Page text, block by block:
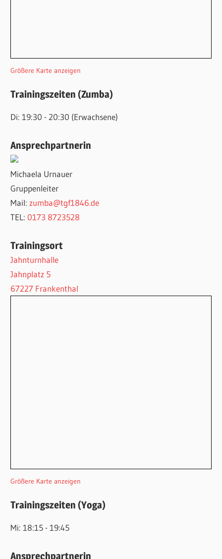
Größere Karte anzeigen
Trainingszeiten (Zumba)
Di: 19:30 - 20:30 (Erwachsene)
Ansprechpartnerin
Michaela Urnauer
Gruppenleiter
Mail: zumba@tgf1846.de
TEL: ‭0173 8723528
Trainingsort
Jahnturnhalle
Jahnplatz 5
67227 Frankenthal
Größere Karte anzeigen
Trainingszeiten (Yoga)
Mi: 18:15 - 19:45
Ansprechpartnerin